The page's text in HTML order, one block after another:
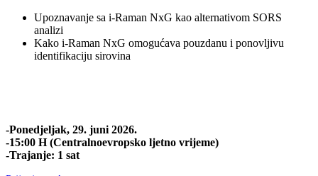
Upoznavanje sa i-Raman NxG kao alternativom SORS
analizi
Kako i-Raman NxG omogućava pouzdanu i ponovljivu
identifikaciju sirovina
-Ponedjeljak, 29. juni 2026.
-15:00 H (Centralnoevropsko ljetno vrijeme)
-Trajanje: 1 sat